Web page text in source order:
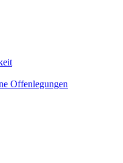
Offenlegungen